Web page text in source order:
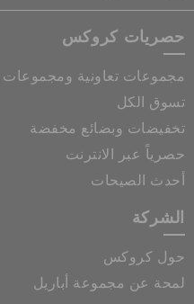
حصريات كروكس
مجموعات تعاونية ومجموعات
تسوق الكل
تخفيضات وبضائع مخفضة
حصرياً عبر الانترنت
أحدث الصيحات
الشركة
حول كروكس
لمحة عن مجموعة أباريل